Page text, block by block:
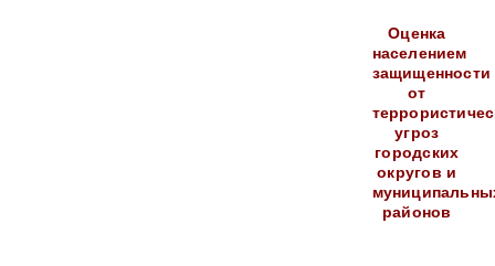
Оценка
населением
защищенности
от
угроз
городских
округов и
районов